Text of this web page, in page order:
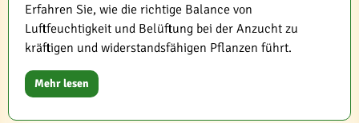
Erfahren Sie, wie die richtige Balance von
Luftfeuchtigkeit und Belüftung bei der Anzucht zu
kräftigen und widerstandsfähigen Pflanzen führt.
Mehr lesen